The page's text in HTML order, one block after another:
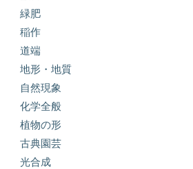
緑肥
稲作
道端
地形・地質
自然現象
化学全般
植物の形
古典園芸
光合成